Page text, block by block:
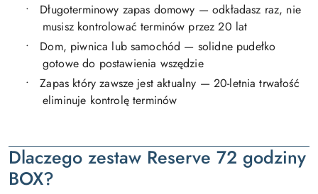
•
Długoterminowy zapas domowy — odkładasz raz, nie
musisz kontrolować terminów przez 20 lat
•
Dom, piwnica lub samochód — solidne pudełko
gotowe do postawienia wszędzie
•
Zapas który zawsze jest aktualny — 20-letnia trwałość
eliminuje kontrolę terminów
Dlaczego zestaw Reserve 72 godziny
BOX?